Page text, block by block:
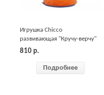
Игрушка Chicco
развивающая "Кручу-верчу"
810 р.
Подробнее